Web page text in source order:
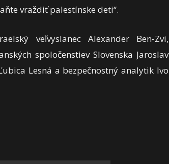
vraždiť palestínske deti“.
veľvyslanec Alexander Ben-Zvi,
spoločenstiev Slovenska Jaroslav
Lesná a bezpečnostný analytik Ivo